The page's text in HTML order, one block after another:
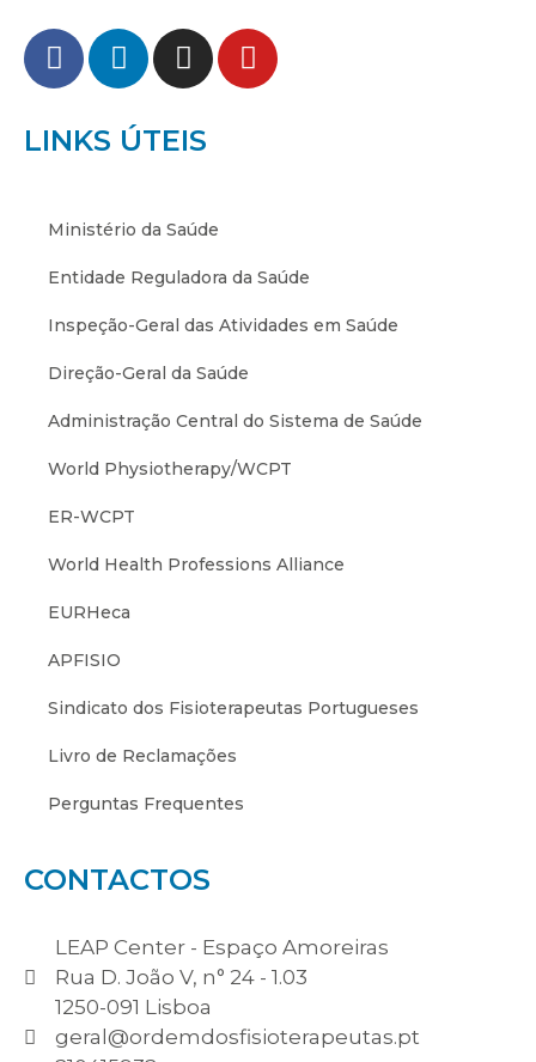
LINKS ÚTEIS
Ministério da Saúde
Entidade Reguladora da Saúde
Inspeção-Geral das Atividades em Saúde
Direção-Geral da Saúde
Administração Central do Sistema de Saúde
World Physiotherapy/WCPT
ER-WCPT
World Health Professions Alliance
EURHeca
APFISIO
Sindicato dos Fisioterapeutas Portugueses
Livro de Reclamações
Perguntas Frequentes
CONTACTOS
LEAP Center - Espaço Amoreiras
Rua D. João V, n° 24 - 1.03
1250-091 Lisboa
geral@ordemdosfisioterapeutas.pt